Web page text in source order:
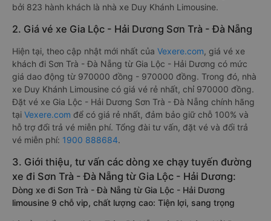
bởi 823 hành khách là nhà xe Duy Khánh Limousine.
2. Giá vé xe Gia Lộc - Hải Dương Sơn Trà - Đà Nẵng
Hiện tại, theo cập nhật mới nhất của Vexere.com, giá vé xe
khách đi Sơn Trà - Đà Nẵng từ Gia Lộc - Hải Dương có mức
giá dao động từ 970000 đồng - 970000 đồng. Trong đó, nhà
xe Duy Khánh Limousine có giá vé rẻ nhất, chỉ 970000 đồng.
Đặt vé xe Gia Lộc - Hải Dương Sơn Trà - Đà Nẵng chính hãng
tại Vexere.com để có giá rẻ nhất, đảm bảo giữ chỗ 100% và
hỗ trợ đổi trả vé miễn phí. Tổng đài tư vấn, đặt vé và đổi trả
vé miễn phí: 1900 888684.
3. Giới thiệu, tư vấn các dòng xe chạy tuyến đường
xe đi Sơn Trà - Đà Nẵng từ Gia Lộc - Hải Dương:
Dòng xe đi Sơn Trà - Đà Nẵng từ Gia Lộc - Hải Dương
limousine 9 chỗ vip, chất lượng cao: Tiện lợi, sang trọng